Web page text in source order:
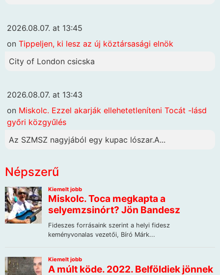
2026.08.07. at 13:45
on Tippeljen, ki lesz az új köztársasági elnök
City of London csicska
2026.08.07. at 13:43
on Miskolc. Ezzel akarják ellehetetleníteni Tocát -lásd
győri közgyűlés
Az SZMSZ nagyjából egy kupac lószar.A...
Népszerű